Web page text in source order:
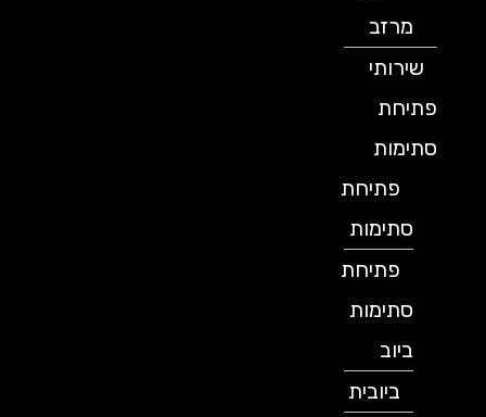
מרזב
שירותי
פתיחת
סתימות
פתיחת
סתימות
פתיחת
סתימות
ביובית